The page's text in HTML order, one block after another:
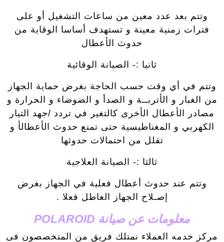
وتتم بعد عدد معين من ساعات التشغيل أو على
فترات زمنية معينة و تستهدف أساسا الوقاية من
حدوث الأعطال
ثانيا :- الصيانة الوقائية
وتتم في أي وقت حسب الحاجة بغرض حماية الجهاز
من الغبار و الأتربــة و الصدأ و الضوضاء و الحرارة و
مصادر الأعطال الأخرى كالتغير في تردد /جهد التيار
الكهربي و المغناطيسية حتى تمنع حدوث الأعطالأ و
تقلل من احتمالات حدوثها
ثالثا :- الصيانة العلاجية
وتتم عند حدوث أعطال فعلية في الجهاز بغرض
إصـلاح الجهاز العاطل فعلا .
معلومات عن صيانة POLAROID
مركز خدمه العملاء نمتلك فريق من المتخصصون فى